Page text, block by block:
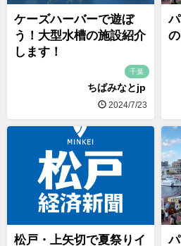
ケーズハーバーで遊ぼ
う！大型水槽の施設紹介
します！
千葉
ちばみなとjp
2024/7/23
松戸・上矢切で夏祭りイ